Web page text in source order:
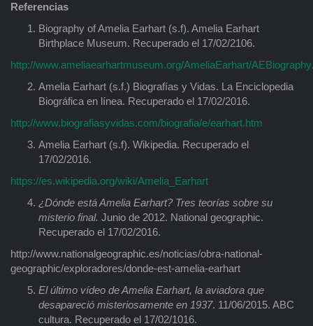
Referencias
Biography of Amelia Earhart (s.f). Amelia Earhart
Birthplace Museum. Recuperado el 17/02/2106.
http://www.ameliaearhartmuseum.org/AmeliaEarhart/
Amelia Earhart (s.f.) Biografías y Vidas. La Enciclopedia
Biográfica en línea. Recuperado el 17/02/2016.
http://www.biografiasyvidas.com/biografia/e/earhart.htm
Amelia Earhart (s.f). Wikipedia. Recuperado el
17/02/2016.
https://es.wikipedia.org/wiki/Amelia_Earhart
¿Dónde está Amelia Earhart? Tres teorías sobre su
misterio final. Junio de 2012. National geographic.
Recuperado el 17/02/2016.
http://www.nationalgeographic.es/noticias/obra-national-
geographic/exploradores/donde-est-amelia-earhart
El último vídeo de Amelia Earhart, la aviadora que
desapareció misteriosamente en 1937. 11/06/2015. ABC
cultura. Recuperado el 17/02/1016.